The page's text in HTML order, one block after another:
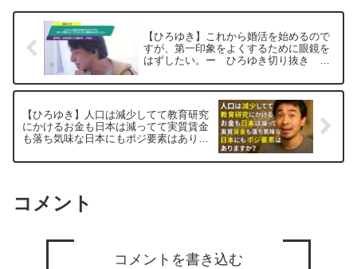
【ひろゆき】これから婚活を始めるので
すが、第一印象をよくするために眼鏡を
はずしたい。ー ひろゆき切り抜き
【ひろゆき】人口は減少してて教育研究
にかけるお金も日本は減ってて実質賃金
も落ち気味な日本にもポジ要素はありま
コメント
コメントを書き込む